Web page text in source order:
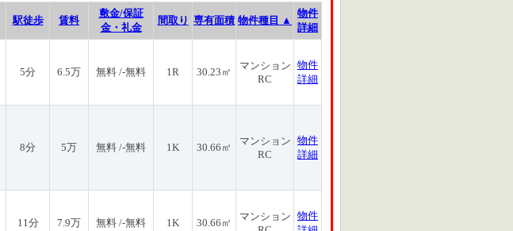
駅徒歩 賃料
敷金/保証
金・礼金
間取り 専有面積 物件種目 ▲
物件
詳細
5分 6.5万 無料 /-無料 1R 30.23㎡
マンション
RC
物件
詳細
8分 5万 無料 /-無料 1K 30.66㎡
マンション
RC
物件
詳細
11分 7.9万 無料 /-無料 1K 30.66㎡
マンション 物件